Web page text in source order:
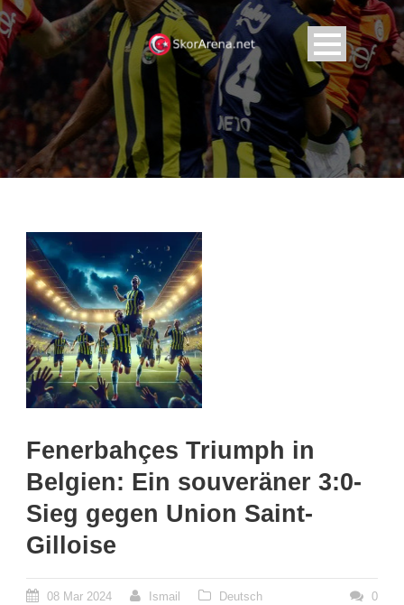
Fenerbahçes Triumph in
Belgien: Ein souveräner 3:0-
Sieg gegen Union Saint-
Gilloise
08 Mar 2024 Ismail Deutsch 0